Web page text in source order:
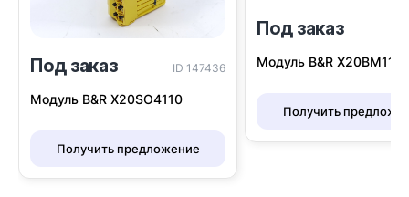
Под заказ ID 147436
Модуль B&R X20SO4110
Получить предложение
Под заказ
Модуль B&R Х20BM11
Получить